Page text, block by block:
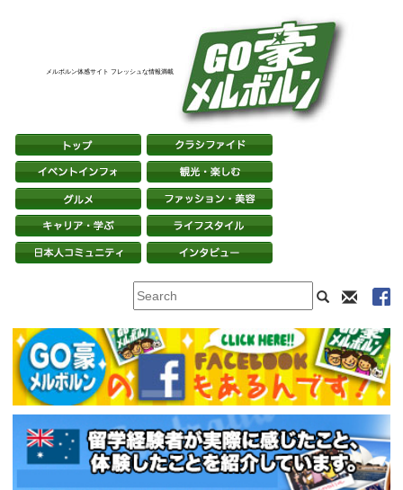
メルボルン体感サイト フレッシュな情報満載